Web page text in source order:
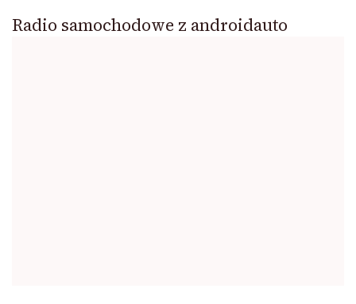
Radio samochodowe z androidauto